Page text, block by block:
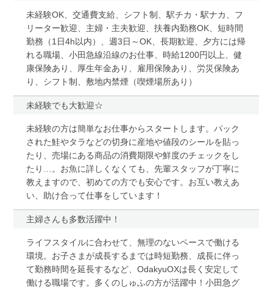
未経験OK、交通費支給、シフト制、駅チカ・駅ナカ、フ
リーター歓迎、主婦・主夫歓迎、扶養内勤務OK、短時間
勤務（1日4h以内）、週3日～OK、長期歓迎、夕方には帰
れる職場、小田急線沿線のお仕事、時給1200円以上、健
康保険あり、厚生年金あり、雇用保険あり、労災保険あ
り、シフト制、敷地内禁煙（喫煙場所あり）
未経験でも大歓迎☆
未経験の方は簡単なお仕事からスタートします。パック
された鮭やタラなどの切身に産地や値段のシールを貼っ
たり、売場にある商品の消費期限や鮮度のチェックをし
たり…。お魚に詳しくなくても、先輩スタッフが丁寧に
教えますので、初めての方でも安心です。お互い教えあ
い、助け合って仕事をしています！
主婦さんも多数活躍中！
ライフスタイルに合わせて、無理のないペースで働ける
環境。お子さまが成長するまでは時短勤務、成長に伴っ
て勤務時間を延長するなど、OdakyuOXは長く安定して
働ける職場です。多くのしゅふの方が活躍中！小田急グ